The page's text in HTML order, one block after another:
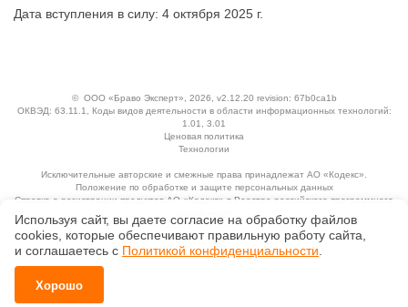
Дата вступления в силу: 4 октября 2025 г.
© ООО «Браво Эксперт» , 2026, v2.12.20 revision: 67b0ca1b
ОКВЭД: 63.11.1, Коды видов деятельности в области информационных технологий:
1.01, 3.01
Ценовая политика
Технологии
Исключительные авторские и смежные права принадлежат АО «Кодекс».
Положение по обработке и защите персональных данных
Справка о регистрации продуктов АО «Кодекс» в Реестре российского программного
Используя сайт, вы даете согласие на обработку файлов
сооkiеs, которые обеспечивают правильную работу сайта,
и соглашаетесь с Политикой конфиденциальности
Хорошо